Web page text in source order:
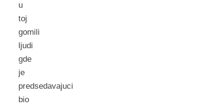
u
toj
gomili
ljudi
gde
je
predsedavajuci
bio